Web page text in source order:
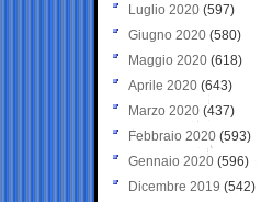
Luglio 2020 (597)
Giugno 2020 (580)
Maggio 2020 (618)
Aprile 2020 (643)
Marzo 2020 (437)
Febbraio 2020 (593)
Gennaio 2020 (596)
Dicembre 2019 (542)